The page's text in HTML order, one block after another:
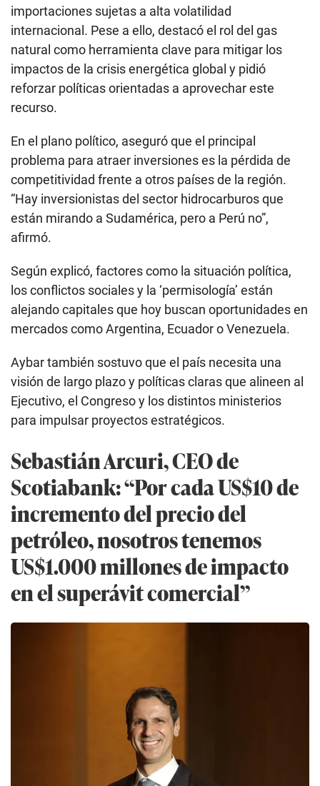
importaciones sujetas a alta volatilidad
internacional. Pese a ello, destacó el rol del gas
natural como herramienta clave para mitigar los
impactos de la crisis energética global y pidió
reforzar políticas orientadas a aprovechar este
recurso.
En el plano político, aseguró que el principal
problema para atraer inversiones es la pérdida de
competitividad frente a otros países de la región.
“Hay inversionistas del sector hidrocarburos que
están mirando a Sudamérica, pero a Perú no”,
afirmó.
Según explicó, factores como la situación política,
los conflictos sociales y la ‘permisología’ están
alejando capitales que hoy buscan oportunidades en
mercados como Argentina, Ecuador o Venezuela.
Aybar también sostuvo que el país necesita una
visión de largo plazo y políticas claras que alineen al
Ejecutivo, el Congreso y los distintos ministerios
para impulsar proyectos estratégicos.
Sebastián Arcuri, CEO de
Scotiabank: “Por cada US$10 de
incremento del precio del
petróleo, nosotros tenemos
US$1.000 millones de impacto
en el superávit comercial”